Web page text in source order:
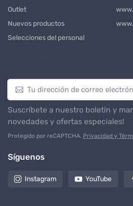
Outlet
Nuevos productos
Selecciones del personal
Suscríbete a nuestro boletín y
novedades y ofertas especiales!
Protegido por reCAPTCHA. Privacidad y
Síguenos
Instagram YouTube